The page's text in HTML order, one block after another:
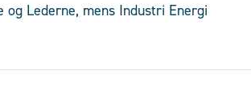
Lederne, mens Industri Energi